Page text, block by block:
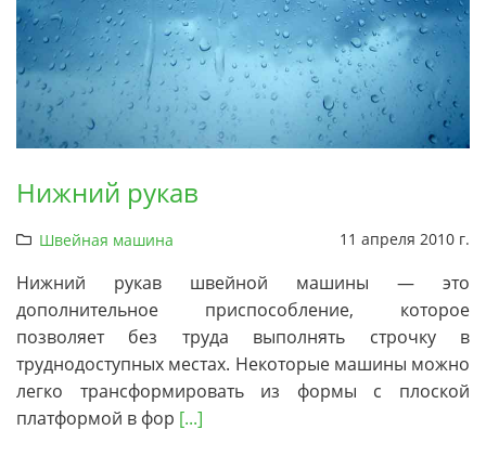
Нижний рукав
Швейная машина 11 апреля 2010 г.
Нижний рукав швейной машины — это
дополнительное приспособление, которое
позволяет без труда выполнять строчку в
труднодоступных местах. Некоторые машины можно
легко трансформировать из формы с плоской
платформой в фор [...]